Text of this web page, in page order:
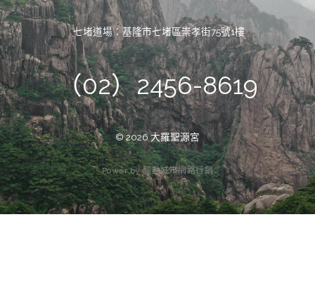
七堵道場：基隆市七堵區崇孝街75號1樓
（02）2456-8619
© 2026 大羅聖源宮
Power by 驅動城市網路行銷